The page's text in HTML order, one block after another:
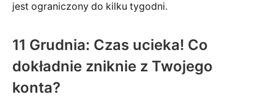
jest ograniczony do kilku tygodni.
11 Grudnia: Czas ucieka! Co
dokładnie zniknie z Twojego
konta?